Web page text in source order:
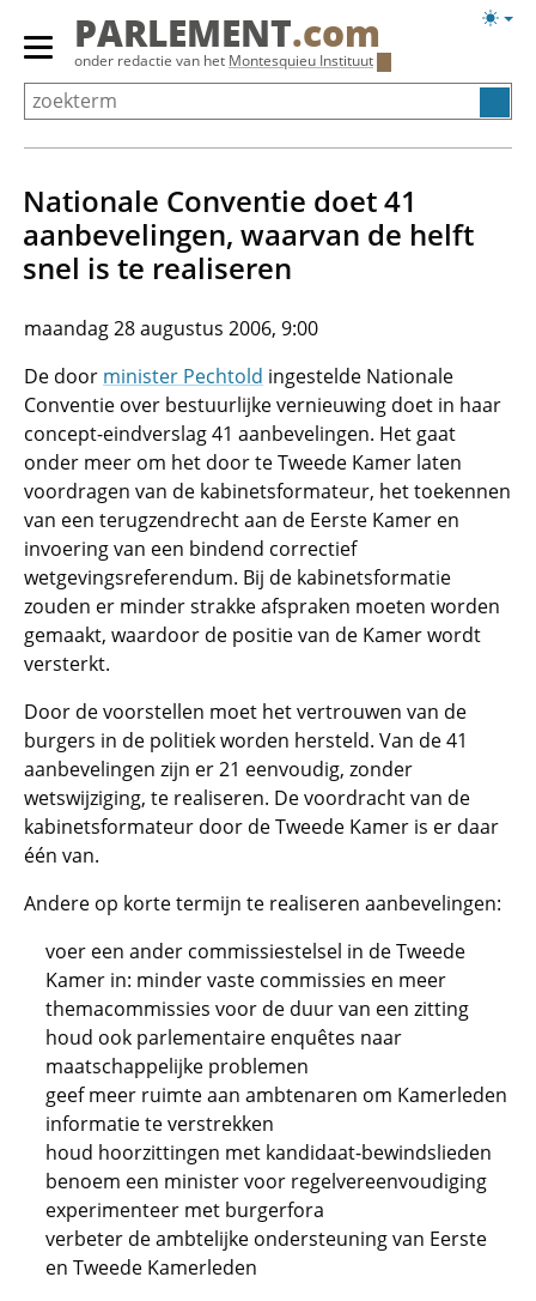
Overslaan
Primair
menu
tonen/verbergen
PARLEMENT.com
onder redactie van het Montesquieu Instituut
Nationale Conventie doet 41
aanbevelingen, waarvan de helft
snel is te realiseren
maandag 28 augustus 2006, 9:00
De door minister Pechtold ingestelde Nationale
Conventie over bestuurlijke vernieuwing doet in haar
concept-eindverslag 41 aanbevelingen. Het gaat
onder meer om het door te Tweede Kamer laten
voordragen van de kabinetsformateur, het toekennen
van een terugzendrecht aan de Eerste Kamer en
invoering van een bindend correctief
wetgevingsreferendum. Bij de kabinetsformatie
zouden er minder strakke afspraken moeten worden
gemaakt, waardoor de positie van de Kamer wordt
versterkt.
Door de voorstellen moet het vertrouwen van de
burgers in de politiek worden hersteld. Van de 41
aanbevelingen zijn er 21 eenvoudig, zonder
wetswijziging, te realiseren. De voordracht van de
kabinetsformateur door de Tweede Kamer is er daar
één van.
Andere op korte termijn te realiseren aanbevelingen:
voer een ander commissiestelsel in de Tweede
Kamer in: minder vaste commissies en meer
themacommissies voor de duur van een zitting
houd ook parlementaire enquêtes naar
maatschappelijke problemen
geef meer ruimte aan ambtenaren om Kamerleden
informatie te verstrekken
houd hoorzittingen met kandidaat-bewindslieden
benoem een minister voor regelvereenvoudiging
experimenteer met burgerfora
verbeter de ambtelijke ondersteuning van Eerste
en Tweede Kamerleden